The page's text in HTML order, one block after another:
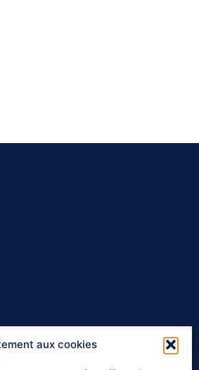
aux cookies